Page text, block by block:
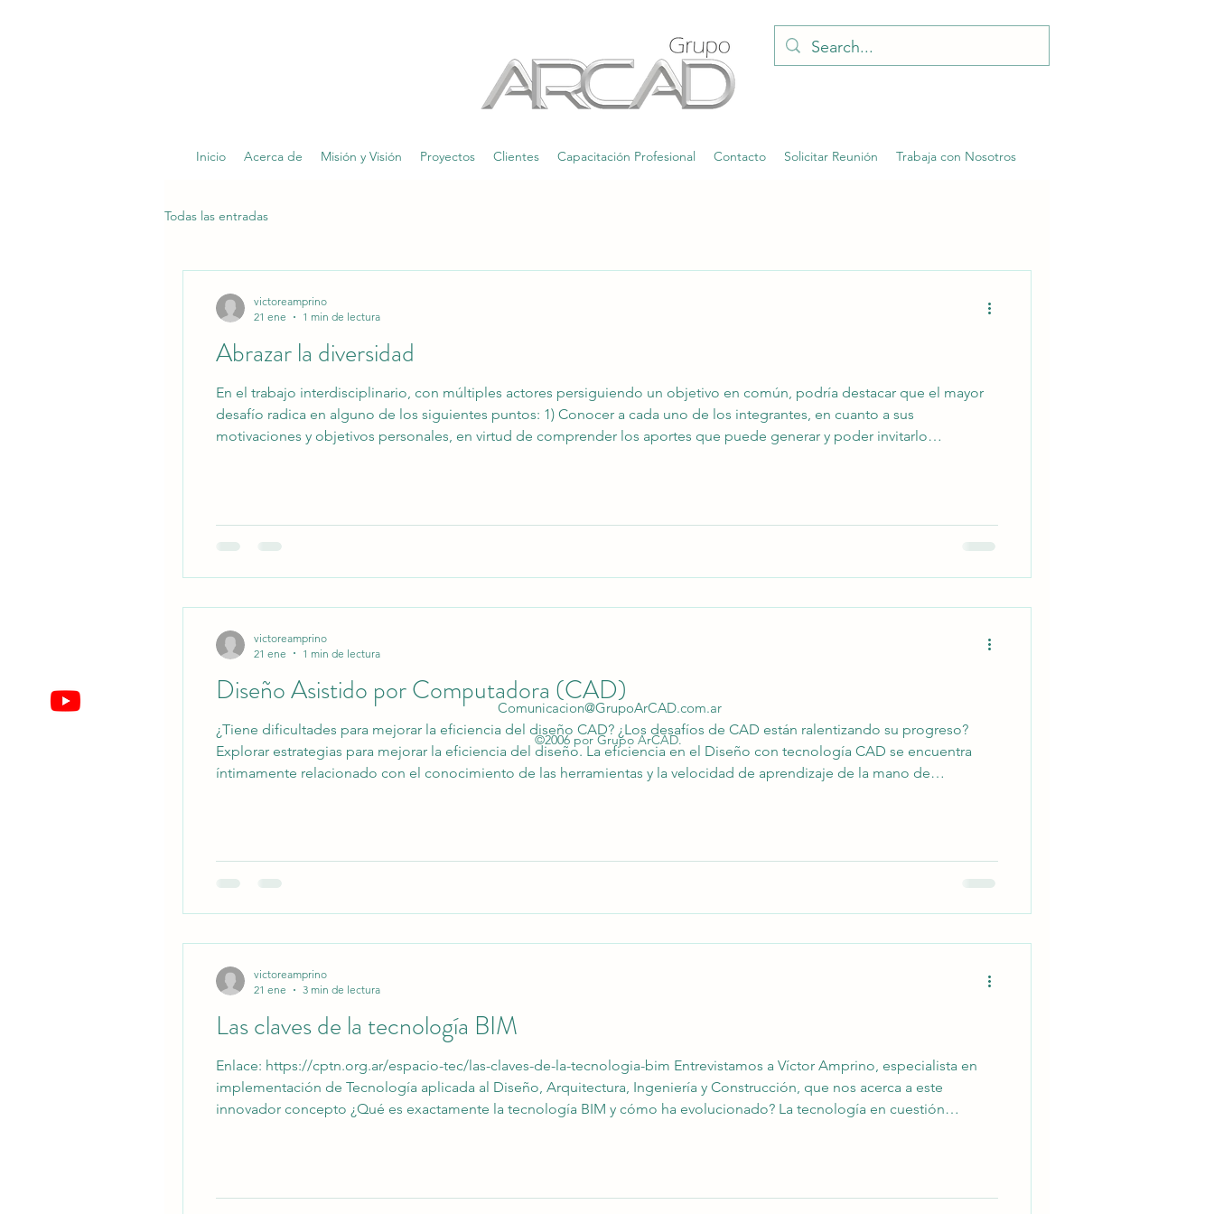
Inicio Acerca de Misión y Visión Proyectos Clientes Capacitación Profesional Contacto Solicitar Reunión Trabaja con Nosotros
Todas las entradas
Abrazar la diversidad
En el trabajo interdisciplinario, con múltiples actores persiguiendo un objetivo en común, podría destacar que el mayor
desafío radica en alguno de los siguientes puntos: 1) Conocer a cada uno de los integrantes, en cuanto a sus
motivaciones y objetivos personales, en virtud de comprender los aportes que puede generar y poder invitarlo
victoreamprino
21 ene
1 min de lectura
Diseño Asistido por Computadora (CAD)
¿Tiene dificultades para mejorar la eficiencia del diseño CAD? ¿Los desafíos de CAD están ralentizando su progreso?
Explorar estrategias para mejorar la eficiencia del diseño. La eficiencia en el Diseño con tecnología CAD se encuentra
íntimamente relacionado con el conocimiento de las herramientas y la velocidad de aprendizaje de la mano de
victoreamprino
21 ene
1 min de lectura
Las claves de la tecnología BIM
Enlace: https://cptn.org.ar/espacio-tec/las-claves-de-la-tecnologia-bim Entrevistamos a Víctor Amprino, especialista en
implementación de Tecnología aplicada al Diseño, Arquitectura, Ingeniería y Construcción, que nos acerca a este
innovador concepto ¿Qué es exactamente la tecnología BIM y cómo ha evolucionado? La tecnología en cuestión
victoreamprino
21 ene
3 min de lectura
Comunicacion@GrupoArCAD.com.ar
©2006 por Grupo ArCAD.